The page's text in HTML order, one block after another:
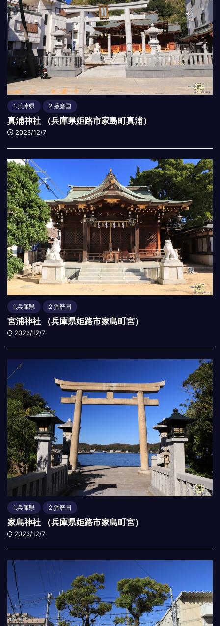
1.兵庫県 2.播磨国
真浦神社 （兵庫県姫路市家島町真浦）
2023/12/7
1.兵庫県 2.播磨国
宮浦神社 （兵庫県姫路市家島町宮）
2023/12/7
1.兵庫県 2.播磨国
家島神社 （兵庫県姫路市家島町宮）
2023/12/7